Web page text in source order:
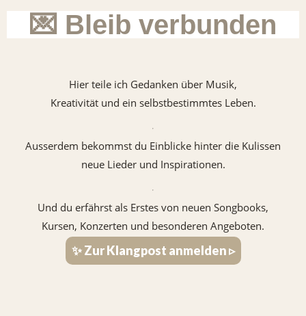
💌 Bleib verbunden
Hier teile ich Gedanken über Musik,
Kreativität und ein selbstbestimmtes Leben.
Ausserdem bekommst du Einblicke hinter die Kulissen
neue Lieder und Inspirationen.
Und du erfährst als Erstes von neuen Songbooks,
Kursen, Konzerten und besonderen Angeboten.
✨ Zur Klangpost anmelden ▹